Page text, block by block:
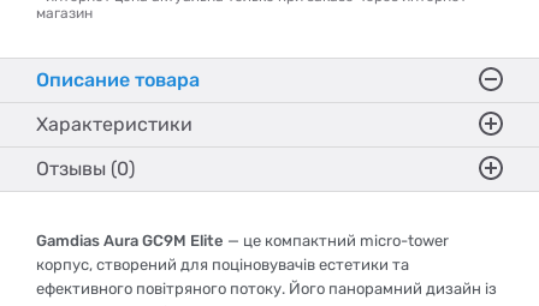
магазин
Описание товара
Характеристики
Отзывы (0)
Gamdias Aura GC9M Elite — це компактний micro-tower
корпус, створений для поціновувачів естетики та
ефективного повітряного потоку. Його панорамний дизайн із